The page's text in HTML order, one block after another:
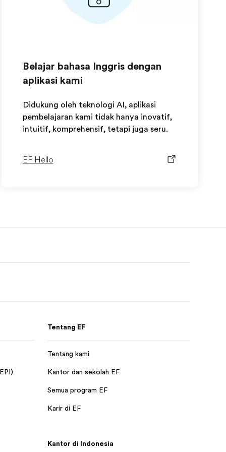
Belajar bahasa Inggris dengan
aplikasi kami
Didukung oleh teknologi AI, aplikasi
pembelajaran kami tidak hanya inovatif,
intuitif, komprehensif, tetapi juga seru.
EF Hello
Tentang EF
Tentang kami
Kantor dan sekolah EF
Semua program EF
Karir di EF
Kantor di Indonesia